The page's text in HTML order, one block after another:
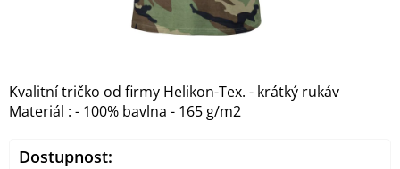
Kvalitní tričko od firmy Helikon-Tex. - krátký rukáv
Materiál : - 100% bavlna - 165 g/m2
Dostupnost: